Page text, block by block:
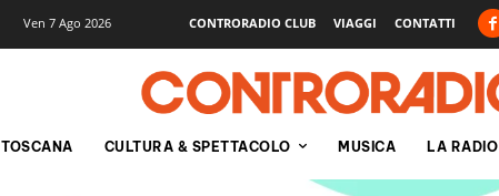
Ven 7 Ago 2026 CONTRORADIO CLUB VIAGGI CONTATTI
TOSCANA CULTURA & SPETTACOLO MUSICA LA RADIO